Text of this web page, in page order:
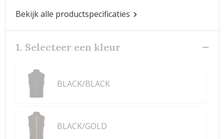
Bekijk alle productspecificaties
1. Selecteer een kleur
BLACK/BLACK
BLACK/GOLD